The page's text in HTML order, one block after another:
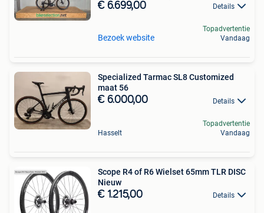
€ 6.699,00 Details
Bezoek website
Topadvertentie
Vandaag
Specialized Tarmac SL8 Customized
maat 56
€ 6.000,00 Details
Hasselt
Topadvertentie
Vandaag
Scope R4 of R6 Wielset 65mm TLR DISC
Nieuw
€ 1.215,00 Details